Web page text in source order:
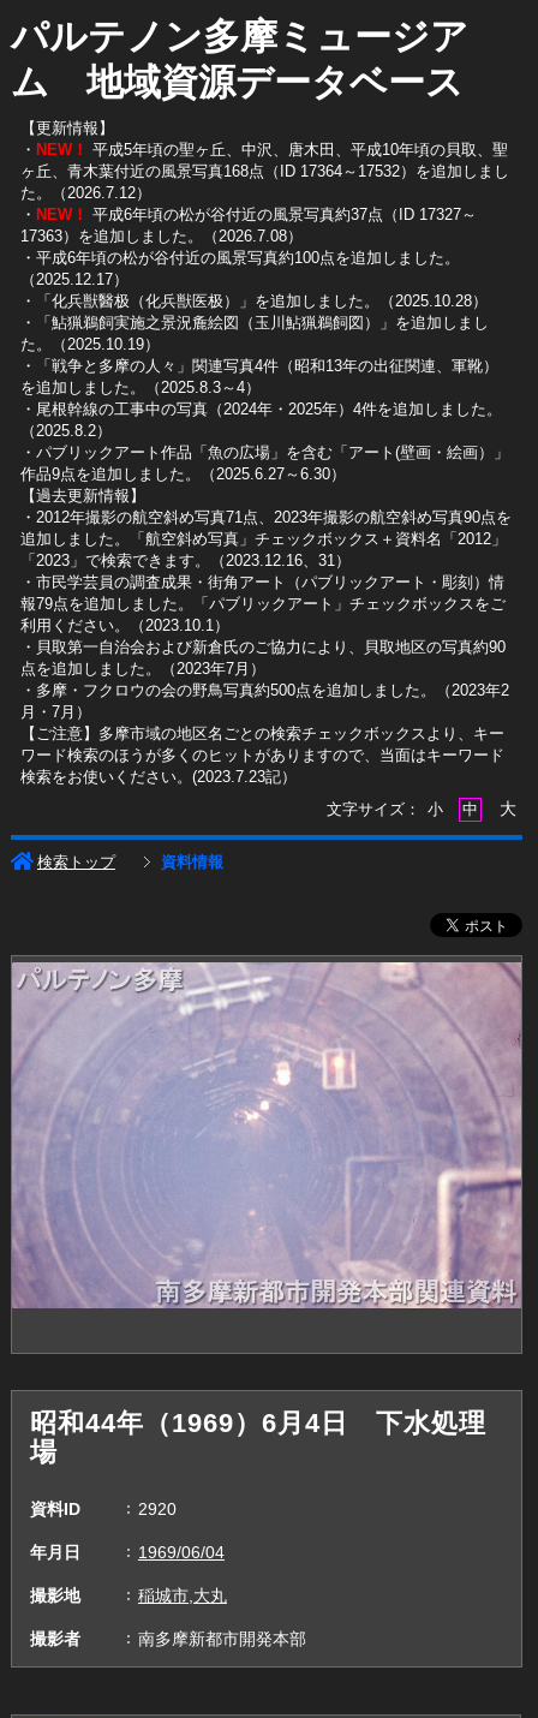
パルテノン多摩ミュージア
ム 地域資源データベース
【更新情報】
・ NEW！ 平成5年頃の聖ヶ丘、中沢、唐木田、平成10年頃の貝取、聖
ヶ丘、青木葉付近の風景写真168点（ID 17364～17532）を追加しまし
た。（2026.7.12）
・ NEW！ 平成6年頃の松が谷付近の風景写真約37点（ID 17327～
17363）を追加しました。（2026.7.08）
・平成6年頃の松が谷付近の風景写真約100点を追加しました。
（2025.12.17）
・「化兵獣醫极（化兵獣医极）」を追加しました。（2025.10.28）
・「鮎猟鵜飼実施之景況麁絵図（玉川鮎猟鵜飼図）」を追加しまし
た。（2025.10.19）
​・「戦争と多摩の人々」関連写真4件（昭和13年の出征関連、軍靴）
を追加しました。（2025.8.3～4）
​・尾根幹線の工事中の写真（2024年・2025年）4件を追加しました。
（2025.8.2）
​・パブリックアート作品「魚の広場」を含む「アート(壁画・絵画）」
作品9点を追加しました。（2025.6.27～6.30）
【過去更新情報】
・2012年撮影の航空斜め写真71点、2023年撮影の航空斜め写真90点を
追加しました。「航空斜め写真」チェックボックス＋資料名「2012」
「2023」で検索できます。（2023.12.16、31）
​・市民学芸員の調査成果・街角アート（パブリックアート・彫刻）情
報79点を追加しました。「パブリックアート」チェックボックスをご
利用ください。（2023.10.1）
・貝取第一自治会および新倉氏のご協力により、貝取地区の写真約90
点を追加しました。（2023年7月）
・多摩・フクロウの会の野鳥写真約500点を追加しました。（2023年2
月・7月）
【ご注意】多摩市域の地区名ごとの検索チェックボックスより、キー
ワード検索のほうが多くのヒットがありますので、当面はキーワード
検索をお使いください。(2023.7.23記）
文字サイズ：
小 中 大
検索トップ 資料情報
昭和44年（1969）6月4日 下水処理
場
資料ID 2920
年月日 1969/06/04
撮影地 稲城市,大丸
撮影者 南多摩新都市開発本部